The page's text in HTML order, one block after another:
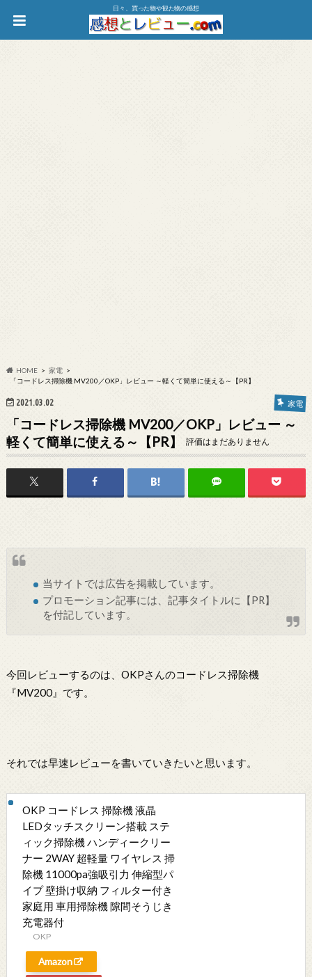
日々、買った物や観た物の感想
HOME
家電
「コードレス掃除機 MV200／OKP」レビュー ～軽くて簡単に使える～【PR】
2021.03.02 家電
「コードレス掃除機 MV200／OKP」レビュー ～
軽くて簡単に使える～【PR】
評価はまだありません
当サイトでは広告を掲載しています。
プロモーション記事には、記事タイトルに【PR】
を付記しています。
今回レビューするのは、OKPさんのコードレス掃除機
『MV200』です。
それでは早速レビューを書いていきたいと思います。
OKP コードレス 掃除機 液晶
LEDタッチスクリーン搭載 ステ
ィック掃除機 ハンディークリー
ナー 2WAY 超軽量 ワイヤレス 掃
除機 11000pa強吸引力 伸縮型パ
イプ 壁掛け収納 フィルター付き
家庭用 車用掃除機 隙間そうじき
充電器付
OKP
Amazon